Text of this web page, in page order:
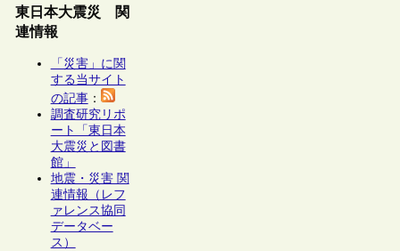
東日本大震災 関
連情報
「災害」に関
する当サイト
の記事：
調査研究リポ
ート「東日本
大震災と図書
館」
地震・災害 関
連情報（レフ
ァレンス協同
データベー
ス）